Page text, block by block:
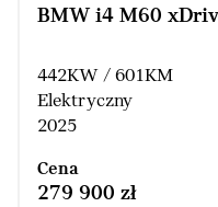
BMW i4 M60
442KW / 601KM
Elektryczny
2025
Cena
279 900 zł